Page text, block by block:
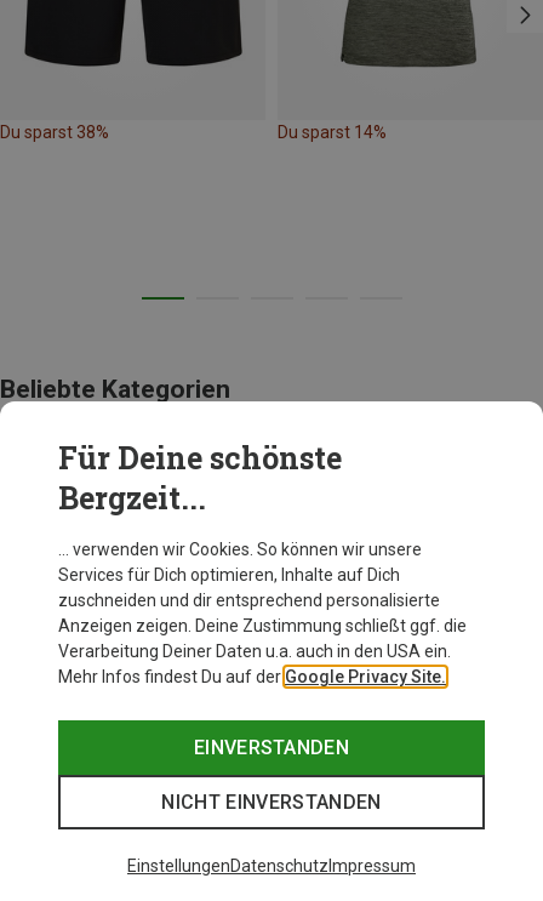
Du sparst 38% Du sparst 14%
Beliebte Kategorien
ACCESSOIRES
Für Deine schönste
Bergzeit...
… verwenden wir Cookies. So können wir unsere
Services für Dich optimieren, Inhalte auf Dich
zuschneiden und dir entsprechend personalisierte
Anzeigen zeigen. Deine Zustimmung schließt ggf. die
Verarbeitung Deiner Daten u.a. auch in den USA ein.
Mehr Infos findest Du auf der Google Privacy Site.
EINVERSTANDEN
NICHT EINVERSTANDEN
EinstellungenDatenschutz Impressum